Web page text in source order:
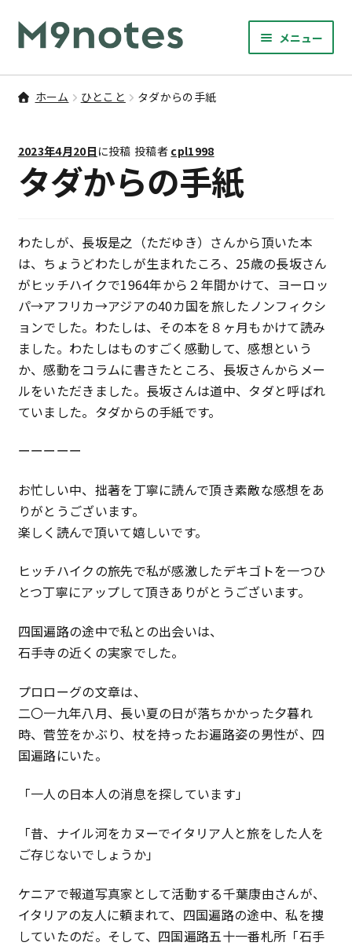
ナ
ビ
ゲ
ー
ン
へ
ス
ッ
プ
コ
ン
テ
ン
ス
キ
ッ
メニュー
9マスノート
サ
を
展
開
研修
ュ
ー
を
展
開
お問い合わせ
アカウント
ご利用案内
特定商取引法に基づく表記
プライバシーポリシー
ホーム ひとこと タダからの手紙
2023年4月20日 に投稿 投稿者 cpl1998
タダからの手紙
わたしが、長坂是之（ただゆき）さんから頂いた本
は、ちょうどわたしが生まれたころ、25歳の長坂さん
がヒッチハイクで1964年から２年間かけて、ヨーロッ
パ→アフリカ→アジアの40カ国を旅したノンフィクシ
ョンでした。わたしは、その本を８ヶ月もかけて読み
ました。わたしはものすごく感動して、感想という
か、感動をコラムに書きたところ、長坂さんからメー
ルをいただきました。長坂さんは道中、タダと呼ばれ
ていました。タダからの手紙です。
ーーーーー
お忙しい中、拙著を丁寧に読んで頂き素敵な感想をあ
りがとうございます。
楽しく読んで頂いて嬉しいです。
ヒッチハイクの旅先で私が感激したデキゴトを一つひ
とつ丁寧にアップして頂きありがとうございます。
四国遍路の途中で私との出会いは、
石手寺の近くの実家でした。
プロローグの文章は、
二〇一九年八月、長い夏の日が落ちかかった夕暮れ
時、菅笠をかぶり、杖を持ったお遍路姿の男性が、四
国遍路にいた。
「一人の日本人の消息を探しています」
「昔、ナイル河をカヌーでイタリア人と旅をした人を
ご存じないでしょうか」
ケニアで報道写真家として活動する千葉康由さんが、
イタリアの友人に頼まれて、四国遍路の途中、私を捜
していたのだ。そして、四国遍路五十一番札所「石手